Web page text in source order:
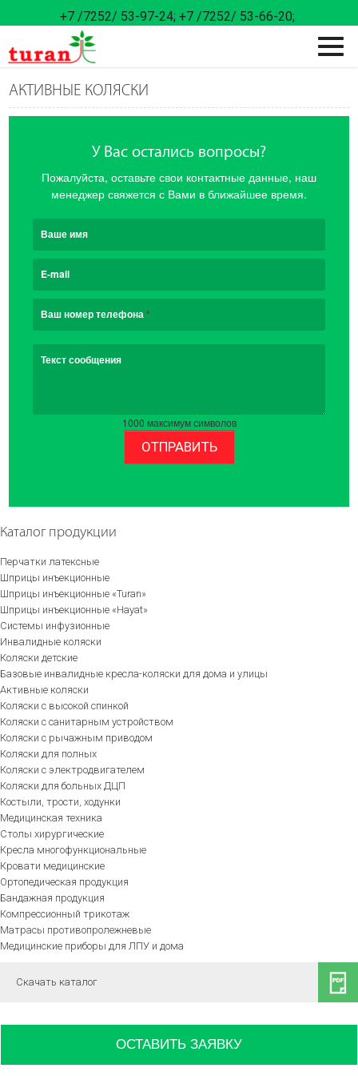
+7 /7252/ 53-97-24; +7 /7252/ 53-66-20;
АКТИВНЫЕ КОЛЯСКИ
У Вас остались вопросы?
Пожалуйста, оставьте свои контактные данные, наш
менеджер свяжется с Вами в ближайшее время.
Ваше имя
E-mail
Ваш номер телефона*
Текст сообщения
1000 максимум символов
ОТПРАВИТЬ
Каталог продукции
Перчатки латексные
Шприцы инъекционные
Шприцы инъекционные «Turan»
Шприцы инъекционные «Hayat»
Системы инфузионные
Инвалидные коляски
Коляски детские
Базовые инвалидные кресла-коляски для дома и улицы
Активные коляски
Коляски с высокой спинкой
Коляски с санитарным устройством
Коляски с рычажным приводом
Коляски для полных
Коляски с электродвигателем
Коляски для больных ДЦП
Костыли, трости, ходунки
Медицинская техника
Столы хирургические
Кресла многофункциональные
Кровати медицинские
Ортопедическая продукция
Бандажная продукция
Компрессионный трикотаж
Матрасы противопролежневые
Медицинские приборы для ЛПУ и дома
Скачать каталог
ОСТАВИТЬ ЗАЯВКУ